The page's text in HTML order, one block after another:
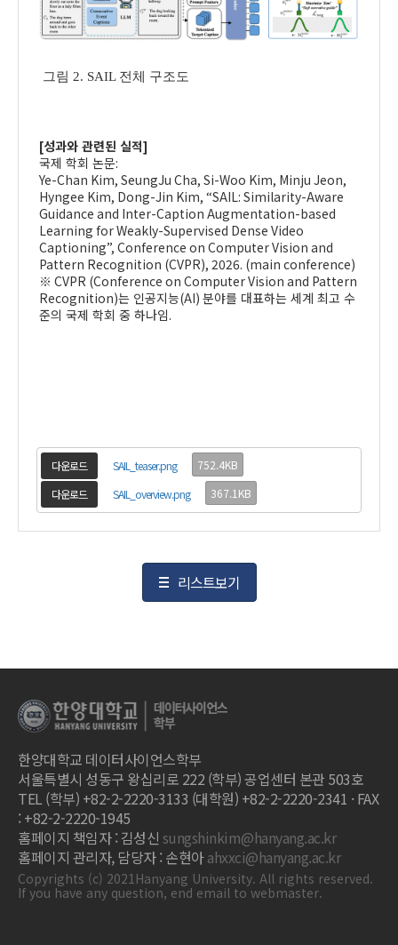
그림 2. SAIL 전체 구조도
[성과와 관련된 실적]
국제 학회 논문:
Ye-Chan Kim, SeungJu Cha, Si-Woo Kim, Minju Jeon,
Hyngee Kim, Dong-Jin Kim, “SAIL: Similarity-Aware
Guidance and Inter-Caption Augmentation-based
Learning for Weakly-Supervised Dense Video
Captioning”, Conference on Computer Vision and
Pattern Recognition (CVPR), 2026. (main conference)
※ CVPR (Conference on Computer Vision and Pattern
Recognition)는 인공지능(AI) 분야를 대표하는 세계 최고 수
준의 국제 학회 중 하나임.
다운로드 SAIL_teaser.png
752.4KB
다운로드
SAIL_overview.png 367.1KB
리스트보기
한양대학교 데이터사이언스학부
서울특별시 성동구 왕십리로 222 (학부) 공업센터 본관 503호
TEL (학부) +82-2-2220-3133 (대학원) +82-2-2220-2341 · FAX
: +82-2-2220-1945
홈페이지 책임자 : 김성신 sungshinkim@hanyang.ac.kr
홈페이지 관리자, 담당자 : 손현아ahxxci@hanyang.ac.kr
Copyrights (c) 2021Hanyang University. All rights reserved.
If you have any question, end email to webmaster.